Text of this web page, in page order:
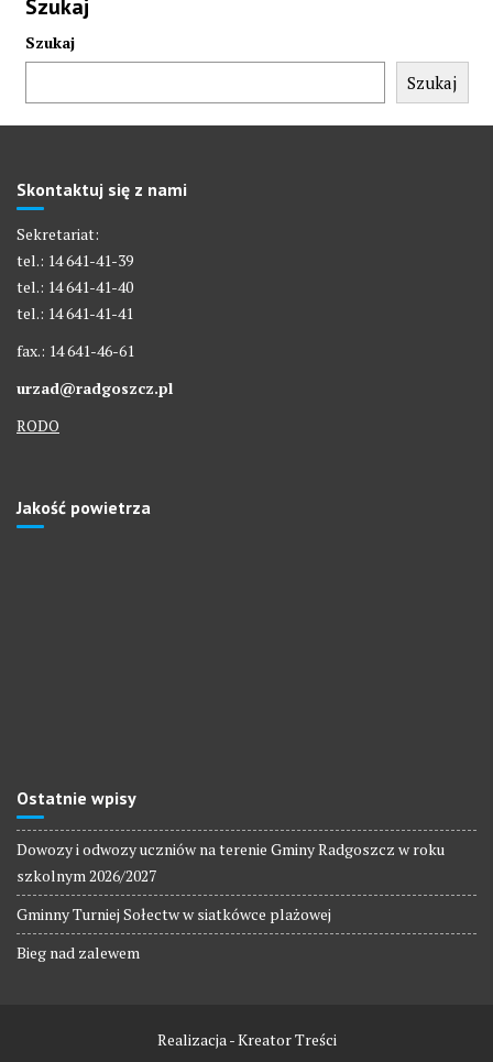
Szukaj
Szukaj
Szukaj
Skontaktuj się z nami
Sekretariat:
tel.: 14 641-41-39
tel.: 14 641-41-40
tel.: 14 641-41-41
fax.: 14 641-46-61
urzad@radgoszcz.pl
RODO
Jakość powietrza
Ostatnie wpisy
Dowozy i odwozy uczniów na terenie Gminy Radgoszcz w roku
szkolnym 2026/2027
Gminny Turniej Sołectw w siatkówce plażowej
Bieg nad zalewem
Realizacja - Kreator Treści